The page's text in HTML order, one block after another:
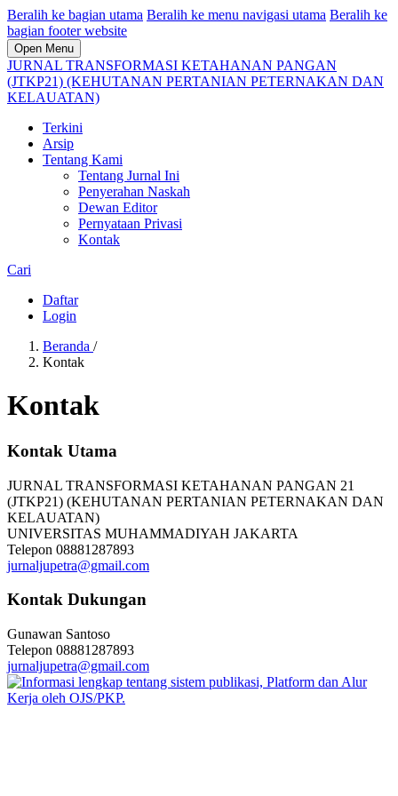
Beralih ke bagian utama Beralih ke menu navigasi utama Beralih ke
bagian footer website
Open Menu
JURNAL TRANSFORMASI KETAHANAN PANGAN
(JTKP21) (KEHUTANAN PERTANIAN PETERNAKAN DAN
KELAUATAN)
Terkini
Arsip
Tentang Kami
Tentang Jurnal Ini
Penyerahan Naskah
Dewan Editor
Pernyataan Privasi
Kontak
Cari
Daftar
Login
Beranda /
Kontak
Kontak
Kontak Utama
JURNAL TRANSFORMASI KETAHANAN PANGAN 21
(JTKP21) (KEHUTANAN PERTANIAN PETERNAKAN DAN
KELAUATAN)
UNIVERSITAS MUHAMMADIYAH JAKARTA
Telepon 08881287893
jurnaljupetra@gmail.com
Kontak Dukungan
Gunawan Santoso
Telepon 08881287893
jurnaljupetra@gmail.com